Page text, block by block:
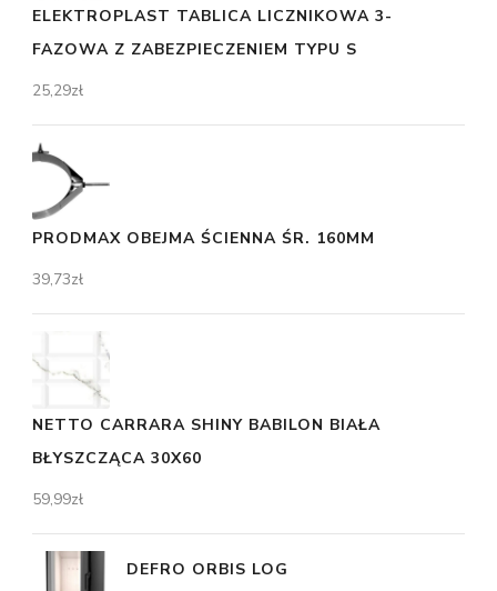
ELEKTROPLAST TABLICA LICZNIKOWA 3-
FAZOWA Z ZABEZPIECZENIEM TYPU S
25,29zł
PRODMAX OBEJMA ŚCIENNA ŚR. 160MM
39,73zł
NETTO CARRARA SHINY BABILON BIAŁA
BŁYSZCZĄCA 30X60
59,99zł
DEFRO ORBIS LOG